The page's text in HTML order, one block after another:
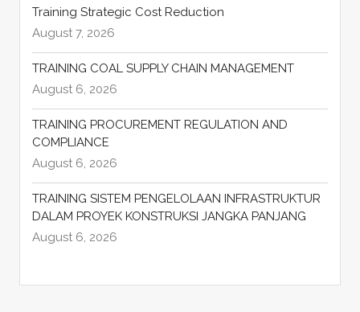
Training Strategic Cost Reduction
August 7, 2026
TRAINING COAL SUPPLY CHAIN MANAGEMENT
August 6, 2026
TRAINING PROCUREMENT REGULATION AND
COMPLIANCE
August 6, 2026
TRAINING SISTEM PENGELOLAAN INFRASTRUKTUR
DALAM PROYEK KONSTRUKSI JANGKA PANJANG
August 6, 2026